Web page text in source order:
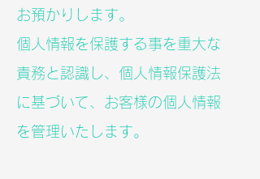
お預かりします。
個人情報を保護する事を重大な
責務と認識し、個人情報保護法
に基づいて、お客様の個人情報
を管理いたします。